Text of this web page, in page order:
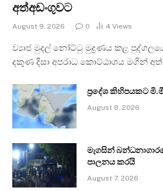
අත්අඩංගුවට
August 9, 2026 0 4 Views
ව්‍යාජ මුදල් නෝට්ටු මුද්‍රණය කළ
දකුණ දිසා අපරාධ කොට්ඨාශය මගින්
ප්‍රදේශ කිහිපයකට
August 8, 2026
මැගසින්
පාලනය කරයි
August 7, 2026